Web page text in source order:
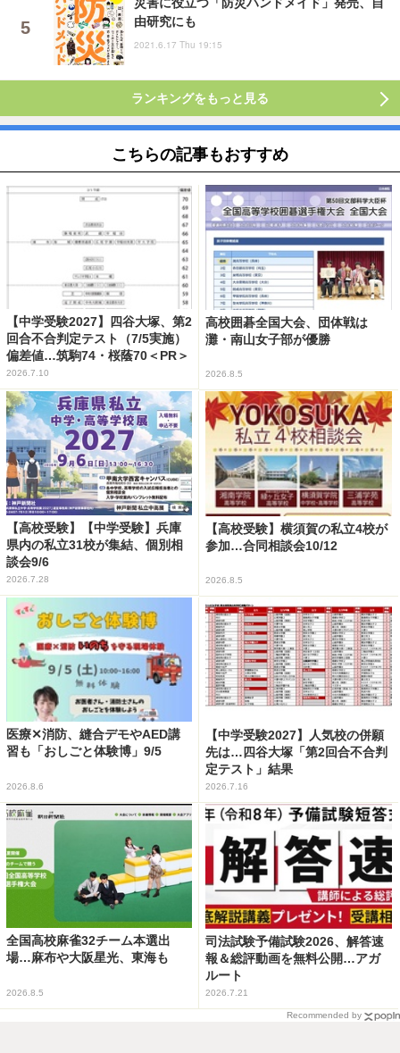
由研究にも
2021.6.17 Thu 19:15
ランキングをもっと見る
こちらの記事もおすすめ
【中学受験2027】四谷大塚、第2
回合不合判定テスト（7/5実施）
偏差値…筑駒74・桜蔭70＜PR＞
2026.7.10
高校囲碁全国大会、団体戦は
灘・南山女子部が優勝
2026.8.5
【高校受験】【中学受験】兵庫
県内の私立31校が集結、個別相
談会9/6
2026.7.28
【高校受験】横須賀の私立4校が
参加…合同相談会10/12
2026.8.5
医療✕消防、縫合デモやAED講
習も「おしごと体験博」9/5
2026.8.6
【中学受験2027】人気校の併願
先は…四谷大塚「第2回合不合判
定テスト」結果
2026.7.16
全国高校麻雀32チーム本選出
場…麻布や大阪星光、東海も
2026.8.5
司法試験予備試験2026、解答速
報＆総評動画を無料公開…アガ
ルート
2026.7.21
Recommended by